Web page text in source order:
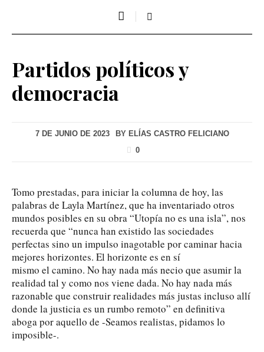
Partidos políticos y
democracia
7 DE JUNIO DE 2023 BY ELÍAS CASTRO FELICIANO
0
Tomo prestadas, para iniciar la columna de hoy, las
palabras de Layla Martínez, que ha inventariado otros
mundos posibles en su obra “Utopía no es una isla”, nos
recuerda que “nunca han existido las sociedades
perfectas sino un impulso inagotable por caminar hacia
mejores horizontes. El horizonte es en sí
mismo el camino. No hay nada más necio que asumir la
realidad tal y como nos viene dada. No hay nada más
razonable que construir realidades más justas incluso allí
donde la justicia es un rumbo remoto” en definitiva
aboga por aquello de -Seamos realistas, pidamos lo
imposible-.